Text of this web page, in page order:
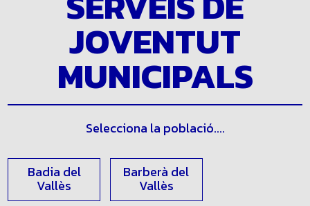
SERVEIS DE
JOVENTUT
MUNICIPALS
Badia del Barberà del